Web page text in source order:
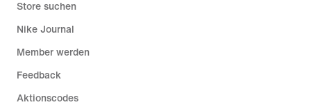
Store suchen
Nike Journal
Member werden
Feedback
Aktionscodes